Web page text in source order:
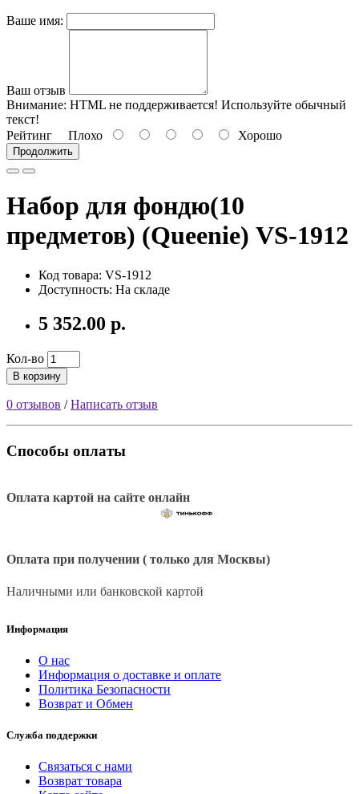
Ваше имя:
Ваш отзыв
Внимание: HTML не поддерживается! Используйте обычный
текст!
Рейтинг Плохо Хорошо
Продолжить
Набор для фондю(10
предметов) (Queenie) VS-1912
Код товара: VS-1912
Доступность: На складе
5 352.00 р.
Кол-во
В корзину
0 отзывов /Написать отзыв
Способы оплаты
Оплата картой на сайте онлайн
Оплата при получении ( только для Москвы)
Наличными или банковской картой
Информация
О нас
Информация о доставке и оплате
Политика Безопасности
Возврат и Обмен
Служба поддержки
Связаться с нами
Возврат товара